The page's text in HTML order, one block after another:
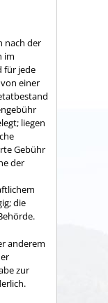
nach der
im
für jede
einer
liegen
Gebühr
der
die
anderem
zur